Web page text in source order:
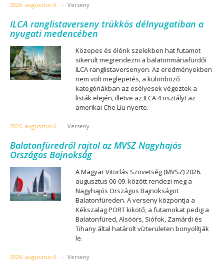
2026. augusztus 6. - Verseny
ILCA ranglistaverseny trükkös délnyugatiban a
nyugati medencében
Közepes és élénk szelekben hat futamot
sikerült megrendezni a balatonmáriafürdői
ILCA ranglistaversenyen. Az eredményekben
nem volt meglepetés, a különböző
kategóriákban az esélyesek végeztek a
listák elején, illetve az ILCA 4 osztályt az
amerikai Che Liu nyerte.
2026. augusztus 6. - Verseny
Balatonfüredről rajtol az MVSZ Nagyhajós
Országos Bajnokság
A Magyar Vitorlás Szövetség (MVSZ) 2026.
augusztus 06-09. között rendezi meg a
Nagyhajós Országos Bajnokságot
Balatonfüreden. A verseny központja a
Kékszalag PORT kikötő, a futamokat pedig a
Balatonfüred, Alsóörs, Siófok, Zamárdi és
Tihany által határolt vízterületen bonyolítják
le.
2026. augusztus 6. - Verseny